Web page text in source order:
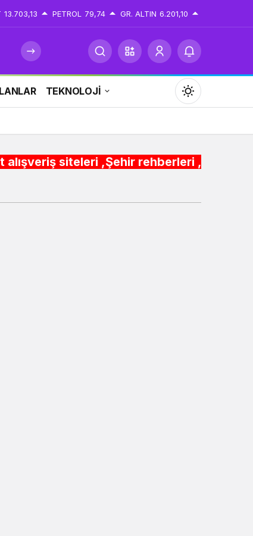
13.703,13 PETROL 79,74 GR. ALTIN 6.201,10
TEKNOLOJİ
Mod
değiştir
siteleri ,Şehir rehberleri , Belediye